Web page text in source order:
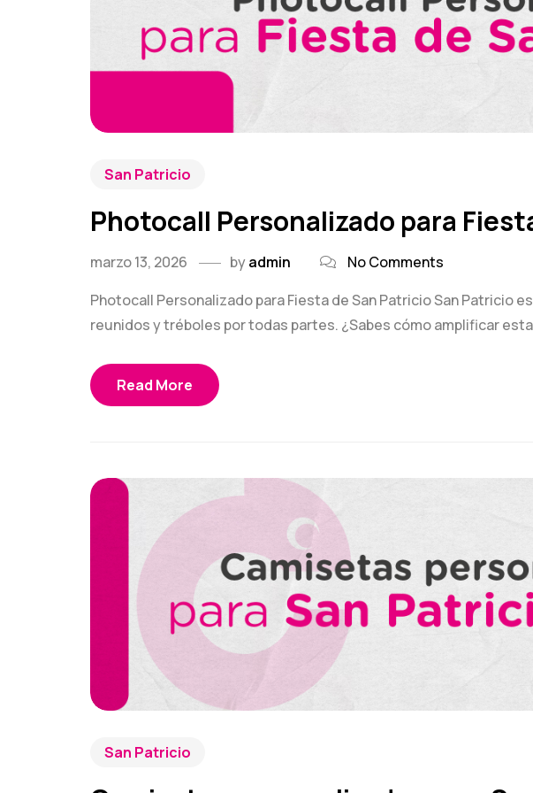
San Patricio
Photocall Personalizado para
marzo 13, 2026 byadmin
No Comments
Photocall Personalizado para Fiesta de San Patricio San Patricio
reunidos y tréboles por todas partes. ¿Sabes cómo amplificar
Read More
San Patricio